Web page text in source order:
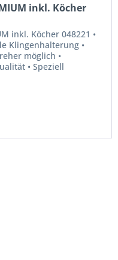
inkl. Köcher
inkl. Köcher 048221 •
Klingenhalterung •
möglich •
• Speziell